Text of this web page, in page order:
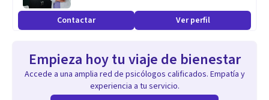
Contactar Ver perfil
Empieza hoy tu viaje de bienestar
Accede a una amplia red de psicólogos calificados. Empatía y
experiencia a tu servicio.